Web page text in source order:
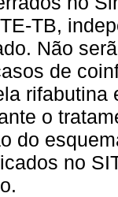
TB,
Não
de
rifabutina
o
do
no